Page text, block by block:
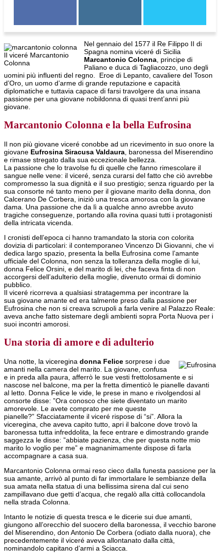
Il viceré Marcantonio
Colonna
Nel gennaio del 1577 il Re Filippo II di
Spagna nomina viceré di Sicilia
Marcantonio Colonna , principe di
Paliano e duca di Tagliacozzo, uno degli
uomini più influenti del regno. Eroe di Lepanto, cavaliere del Toson
d’Oro, un uomo d’arme di grande reputazione e capacità
diplomatiche e tuttavia capace di farsi travolgere da una insana
passione per una giovane nobildonna di quasi trent’anni più
giovane.
Marcantonio Colonna e la bella Eufrosina
Il non più giovane viceré conobbe ad un ricevimento in suo onore la
giovane Eufrosina Siracusa Valdaura , baronessa del Miserendino
e rimase stregato dalla sua eccezionale bellezza.
La passione che lo travolse fu di quelle che fanno rimescolare il
sangue nelle vene: il viceré, senza curarsi del fatto che ciò avrebbe
compromesso la sua dignità e il suo prestigio; senza riguardo per la
sua consorte né tanto meno per il giovane marito della donna, don
Calcerano De Corbera, iniziò una tresca amorosa con la giovane
dama. Una passione che da lì a qualche anno avrebbe avuto
tragiche conseguenze, portando alla rovina quasi tutti i protagonisti
della intricata vicenda.
I cronisti dell’epoca ci hanno tramandato la storia con colorita
dovizia di particolari: il contemporaneo Vincenzo Di Giovanni, che vi
dedica largo spazio, presenta la bella Eufrosina come l’amante
ufficiale del Colonna, non senza la tolleranza della moglie di lui,
donna Felice Orsini, e del marito di lei, che faceva finta di non
accorgersi dell’adulterio della moglie, divenuto ormai di dominio
pubblico.
Il viceré ricorreva a qualsiasi stratagemma per incontrare la
sua giovane amante ed era talmente preso dalla passione per
Eufrosina che non si creava scrupoli a farla venire al Palazzo Reale:
aveva anche fatto sistemare degli ambienti sopra Porta Nuova per i
suoi incontri amorosi.
Una storia di amore e di adulterio
Una notte, la viceregina donna Felice sorprese i due
amanti nella camera del marito. La giovane, confusa
e in preda alla paura, afferrò le sue vesti frettolosamente e si
nascose nel balcone, ma per la fretta dimenticò le pianelle davanti
al letto. Donna Felice le vide, le prese in mano e rivolgendosi al
consorte disse: ”Ora conosco che siete diventato un marito
amorevole. Le avete comprato per me queste
pianelle?” Sfacciatamente il viceré rispose di “si”. Allora la
viceregina, che aveva capito tutto, apri il balcone dove trovò la
baronessa tutta infreddolita, la fece entrare e dimostrando grande
saggezza le disse: ”abbiate pazienza, che per questa notte mio
marito lo voglio per me” e magnanimamente dispose di farla
accompagnare a casa sua.
Marcantonio Colonna ormai reso cieco dalla funesta passione per la
sua amante, arrivò al punto di far immortalare le sembianze della
sua amata nella statua di una bellissima sirena dal cui seno
zampillavano due getti d’acqua, che regalò alla città collocandola
nella strada Colonna.
Intanto le notizie di questa tresca e le dicerie sui due amanti,
giungono all’orecchio del suocero della baronessa, il vecchio barone
del Miserendino, don Antonio De Corbera (odiato dalla nuora), che
precedentemente il viceré aveva allontanato dalla città,
nominandolo capitano d’armi a Sciacca.